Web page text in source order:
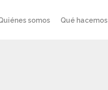
somos Qué hacemos